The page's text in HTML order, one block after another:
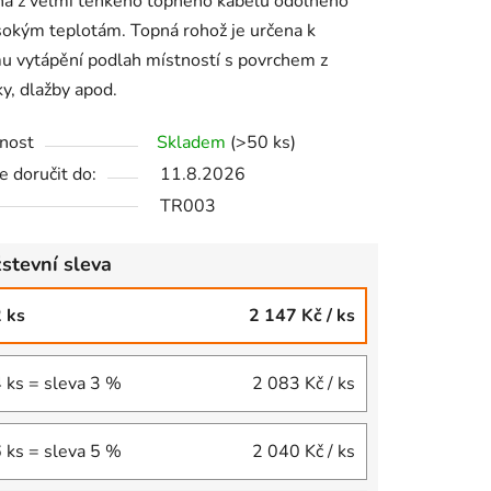
teplotám. Topná rohož je určena k
vytápění podlah místností s povrchem z
dlažby apod.
Skladem (>50 ks)
doručit do:
11.8.2026
TR003
sleva
ks 2 147 Kč/ ks
ks = sleva 3 % 2 083 Kč/ ks
ks = sleva 5 % 2 040 Kč/ ks